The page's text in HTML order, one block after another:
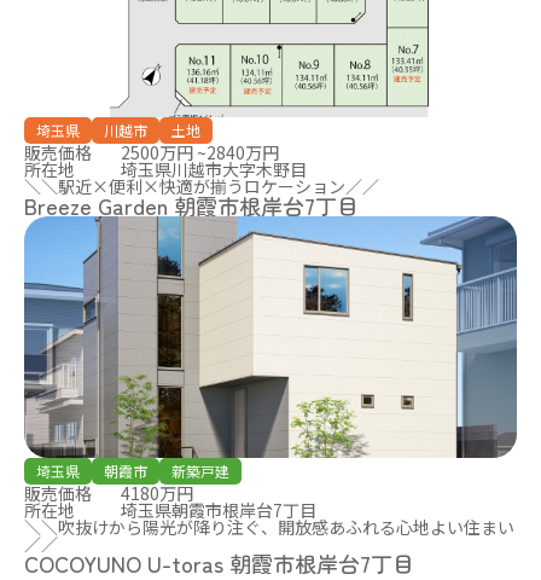
埼玉県 川越市 土地
販売価格 2500万円 ~2840万円
所在地 埼玉県川越市大字木野目
＼＼駅近×便利×快適が揃うロケーション／／
Breeze Garden 朝霞市根岸台7丁目
埼玉県 朝霞市 新築戸建
販売価格 4180万円
所在地 埼玉県朝霞市根岸台7丁目
＼＼吹抜けから陽光が降り注ぐ、開放感あふれる心地よい住まい
／／
COCOYUNO U-toras 朝霞市根岸台7丁目